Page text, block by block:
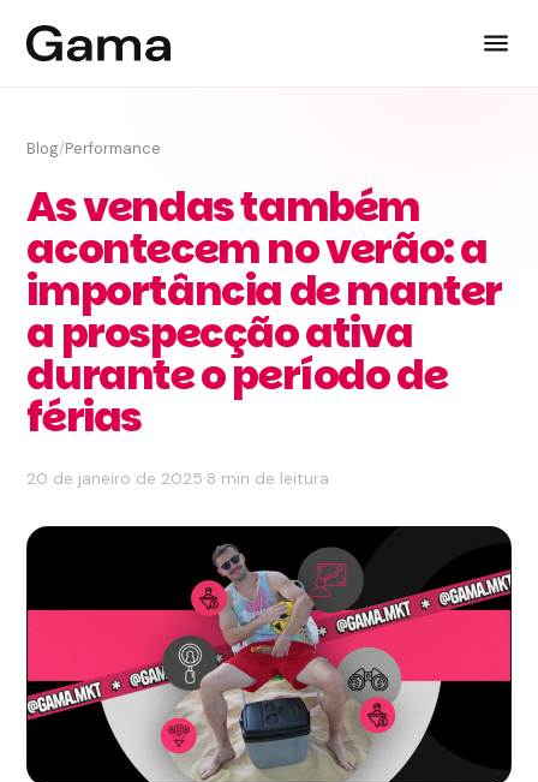
Blog/Performance
As vendas também
acontecem no verão: a
importância de manter
a prospecção ativa
durante o período de
férias
20 de janeiro de 2025·8 min de leitura